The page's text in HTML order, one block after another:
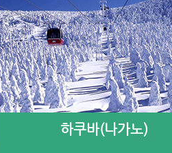
하쿠바(나가노)